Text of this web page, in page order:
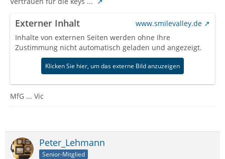
Externer Inhalt
www.smilevalley.de
Inhalte von externen Seiten werden ohne Ihre
Zustimmung nicht automatisch geladen und angezeigt.
Klicken Sie hier, um das externe Bild anzuzeigen
MfG ... Vic
Peter_Lehmann
Senior-Mitglied